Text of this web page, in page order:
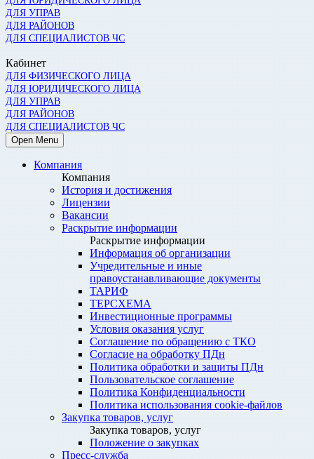
ДЛЯ УПРАВ
ДЛЯ РАЙОНОВ
ДЛЯ СПЕЦИАЛИСТОВ ЧС
Кабинет
ДЛЯ ФИЗИЧЕСКОГО ЛИЦА
ДЛЯ ЮРИДИЧЕСКОГО ЛИЦА
ДЛЯ УПРАВ
ДЛЯ РАЙОНОВ
ДЛЯ СПЕЦИАЛИСТОВ ЧС
Open Menu
Компания
Компания
История и достижения
Лицензии
Вакансии
Раскрытие информации
Раскрытие информации
Информация об организации
Учредительные и иные
правоустанавливающие документы
ТАРИФ
ТЕРСХЕМА
Инвестиционные программы
Условия оказания услуг
Соглашение по обращению с ТКО
Согласие на обработку ПДн
Политика обработки и защиты ПДн
Пользовательское соглашение
Политика Конфиденциальности
Политика использования cookie-файлов
Закупка товаров, услуг
Закупка товаров, услуг
Положение о закупках
Пресс-служба